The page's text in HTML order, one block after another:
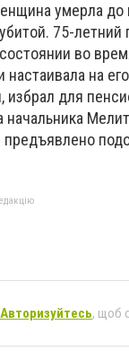
умерла до
75-летний
во
на
избрал для
Авторизуйтесь, щоб